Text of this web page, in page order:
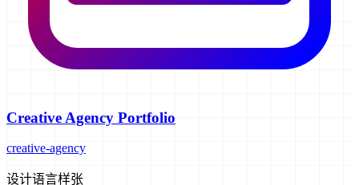
Creative Agency Portfolio
creative-agency
设计语言样张